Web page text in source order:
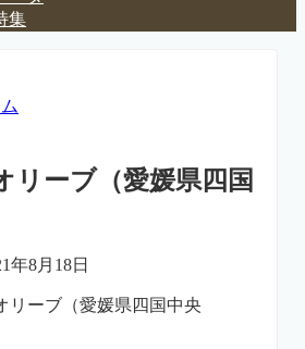
集
ーブ（愛媛県四国
年8月18日